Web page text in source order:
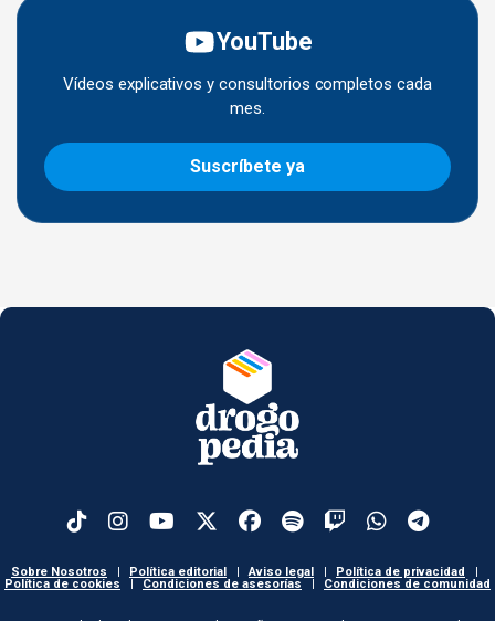
YouTube
Vídeos explicativos y consultorios completos cada
mes.
Suscríbete ya
Sobre Nosotros Política editorial Aviso legal Política de privacidad
Política de cookies
Condiciones de asesorías Condiciones de comunidad